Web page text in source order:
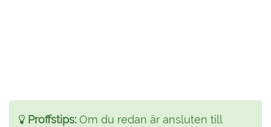
Proffstips: Om du redan är ansluten till